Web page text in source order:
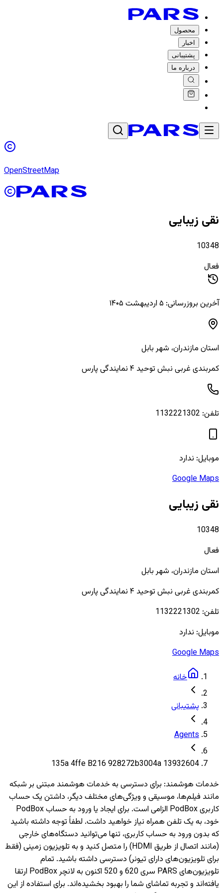
محصول
اخبار
پشتیبانی
درباره ما
OpenStreetMap
نقی زیبایی
10348
فعال
آخرین بروزرسانی: ۵ اردیبهشت ۱۴۰۵
استان مازندران، شهربابل
کمربندی غربی نبش توحید ۴ نمایندگی پارس
تلفن: 1132221302
موبایل: ندارد
Google Maps
نقی زیبایی
10348
فعال
استان مازندران، شهربابل
کمربندی غربی نبش توحید ۴ نمایندگی پارس
تلفن: 1132221302
موبایل: ندارد
Google Maps
خانه
پشتیبانی
Agents
13932604 135a 4ffe B216 928272b3004a
خدمات هوشمند: برای دسترسی به خدمات هوشمند مبتنی بر شبکه
مانند فیلم‌ها، موسیقی و ویژگی‌های مختلف دیگر، داشتن یک حساب
کاربری PodBox الزامی است. برای ایجاد یا ورود به حساب PodBox
خود، به یک تلفن همراه نیاز خواهید داشت. لطفاً توجه داشته باشید
که بدون ورود به حساب کاربری، تنها می‌توانید دستگاه‌های خارجی
(مانند اتصال از طریق HDMI) را متصل کنید و به تلویزیون‌ زمینی (فقط
برای تلویزیون‌های دارای تیونر) دسترسی داشته باشید. تمام
تلویزیون‌های PARS سری 620 و 520 اکنون به لانچر PodBox ارتقا
یافته‌اند و تجربه تماشای شما را بهبود بخشیده‌اند. برای استفاده از این